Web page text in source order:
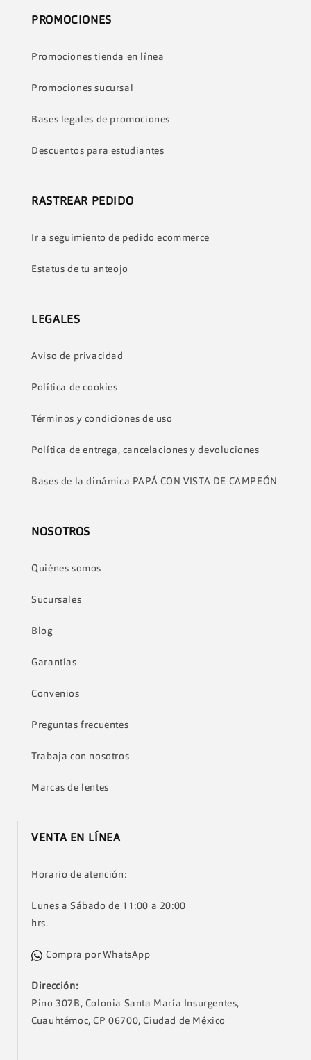
PROMOCIONES
Promociones tienda en línea
Promociones sucursal
Bases legales de promociones
Descuentos para estudiantes
RASTREAR PEDIDO
Ir a seguimiento de pedido ecommerce
Estatus de tu anteojo
LEGALES
Aviso de privacidad
Política de cookies
Términos y condiciones de uso
Política de entrega, cancelaciones y devoluciones
Bases de la dinámica PAPÁ CON VISTA DE CAMPEÓN
NOSOTROS
Quiénes somos
Sucursales
Blog
Garantías
Convenios
Preguntas frecuentes
Trabaja con nosotros
Marcas de lentes
VENTA EN LÍNEA
Horario de atención:
Lunes a Sábado de 11:00 a 20:00
hrs.
Compra por WhatsApp
Dirección:
Pino 307B, Colonia Santa María Insurgentes,
Cuauhtémoc, CP 06700, Ciudad de México